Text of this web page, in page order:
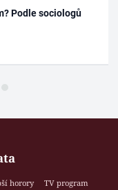
Podle sociologů
horory
TV program